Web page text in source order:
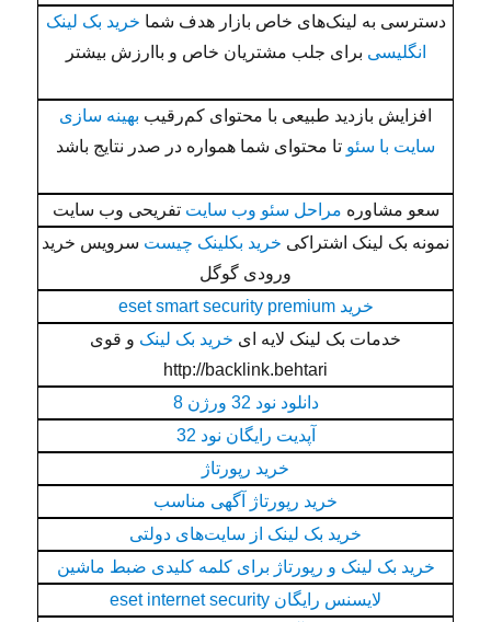
دسترسی به لینک‌های خاص بازار هدف شما خرید بک لینک
انگلیسی برای جلب مشتریان خاص و باارزش بیشتر
افزایش بازدید طبیعی با محتوای کم‌رقیب بهینه سازی
سایت با سئو تا محتوای شما همواره در صدر نتایج باشد
سعو مشاوره مراحل سئو وب سایت تفریحی وب سایت
نمونه بک لینک اشتراکی خرید بکلینک چیست سرویس خرید
ورودی گوگل
خرید eset smart security premium
خدمات بک لینک لایه ای خرید بک لینک و قوی
http://backlink.behtari
دانلود نود 32 ورژن 8
آپدیت رایگان نود 32
خرید رپورتاژ
خرید رپورتاژ آگهی مناسب
خرید بک لینک از سایت‌های دولتی
خرید بک لینک و رپورتاژ برای کلمه کلیدی ضبط ماشین
لایسنس رایگان eset internet security